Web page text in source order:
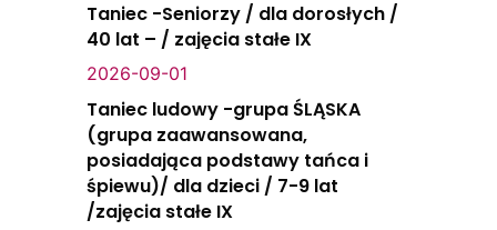
Taniec -Seniorzy / dla dorosłych /
40 lat – / zajęcia stałe IX
2026-09-01
Taniec ludowy -grupa ŚLĄSKA
(grupa zaawansowana,
posiadająca podstawy tańca i
śpiewu)/ dla dzieci / 7-9 lat
/zajęcia stałe IX